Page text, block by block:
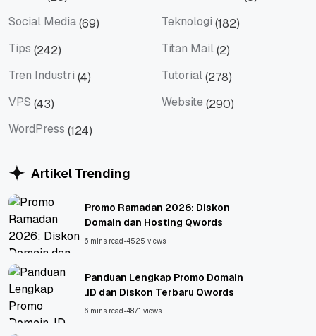
Social Media(69) Teknologi (182)
Tips (242) Titan Mail(2)
Tren Industri (4) Tutorial(278)
VPS (43) Website (290)
WordPress (124)
Artikel Trending
Promo Ramadan 2026: Diskon
Domain dan Hosting Qwords
6 mins read•4525 views
Panduan Lengkap Promo Domain
.ID dan Diskon Terbaru Qwords
6 mins read•4871 views